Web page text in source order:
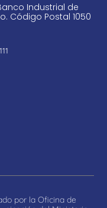
Industrial de
Código Postal 1050
por la Oficina de